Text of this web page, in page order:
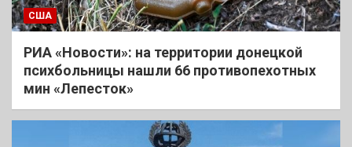
США
РИА «Новости»: на территории донецкой
психбольницы нашли 66 противопехотных
мин «Лепесток»